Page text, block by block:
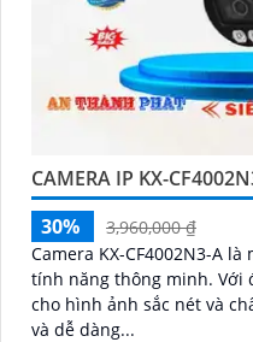
CAMERA IP KX-
30%
3,960,000 ₫
Camera KX-CF4002N3-A
tính năng thông minh. Với độ phân giải cao, camera này
cho hình ảnh sắc nét và chất lượng
và dễ dàng...